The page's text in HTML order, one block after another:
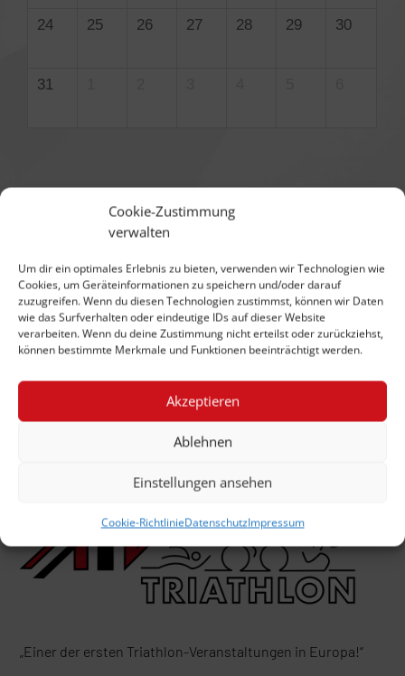
Cookie-Zustimmung
verwalten
Um dir ein optimales Erlebnis zu bieten, verwenden wir Technologien wie
Cookies, um Geräteinformationen zu speichern und/oder darauf
zuzugreifen. Wenn du diesen Technologien zustimmst, können wir Daten
wie das Surfverhalten oder eindeutige IDs auf dieser Website
verarbeiten. Wenn du deine Zustimmung nicht erteilst oder zurückziehst,
können bestimmte Merkmale und Funktionen beeinträchtigt werden.
Akzeptieren
Ablehnen
Einstellungen ansehen
Cookie-RichtlinieDatenschutzImpressum
24 25 26 27 28 29 30
31
VERANSTALTUNGEN ALS LISTE
There are no upcoming events at this time.
„Einer der ersten Triathlon-Veranstaltungen in Europa!“